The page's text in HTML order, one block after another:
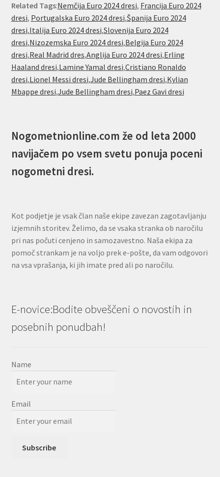
Related Tags:Nemčija Euro 2024 dresi, Francija Euro 2024
dresi, Portugalska Euro 2024 dresi,Španija Euro 2024
dresi,Italija Euro 2024 dresi,Slovenija Euro 2024
dresi,Nizozemska Euro 2024 dresi,Belgija Euro 2024
dresi,Real Madrid dres,Anglija Euro 2024 dresi,Erling
Haaland dresi,Lamine Yamal dresi,Cristiano Ronaldo
dresi,Lionel Messi dresi,Jude Bellingham dresi,Kylian
Mbappe dresi,Jude Bellingham dresi,Paez Gavi dresi
Nogometnionline.com že od leta 2000
navijačem po vsem svetu ponuja poceni
nogometni dresi.
Kot podjetje je vsak član naše ekipe zavezan zagotavljanju
izjemnih storitev. Želimo, da se vsaka stranka ob naročilu
pri nas počuti cenjeno in samozavestno. Naša ekipa za
pomoč strankam je na voljo prek e-pošte, da vam odgovori
na vsa vprašanja, ki jih imate pred ali po naročilu.
E-novice:Bodite obveščeni o novostih in
posebnih ponudbah!
Name
Email